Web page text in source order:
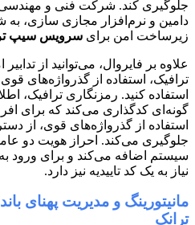
جلوگیری کند. شرکت فنی و مهندسی
دامین و نرم‌افزار مجازی سازی،
زیرساخت امن برای سرویس سیپ
علاوه بر فایروال، می‌توانید از
ترافیک، استفاده از گذرواژه‌های
استفاده کنید. رمزنگاری ترافیک،
گونه‌ای کدگذاری می‌کند که برای
استفاده از گذرواژه‌های قوی، از
جلوگیری می‌کند. احراز هویت دو
سیستم اضافه می‌کند و برای ورود
نیاز به یک کد تاییدیه نیز دارد.
مانیتورینگ و مدیریت
ترانک